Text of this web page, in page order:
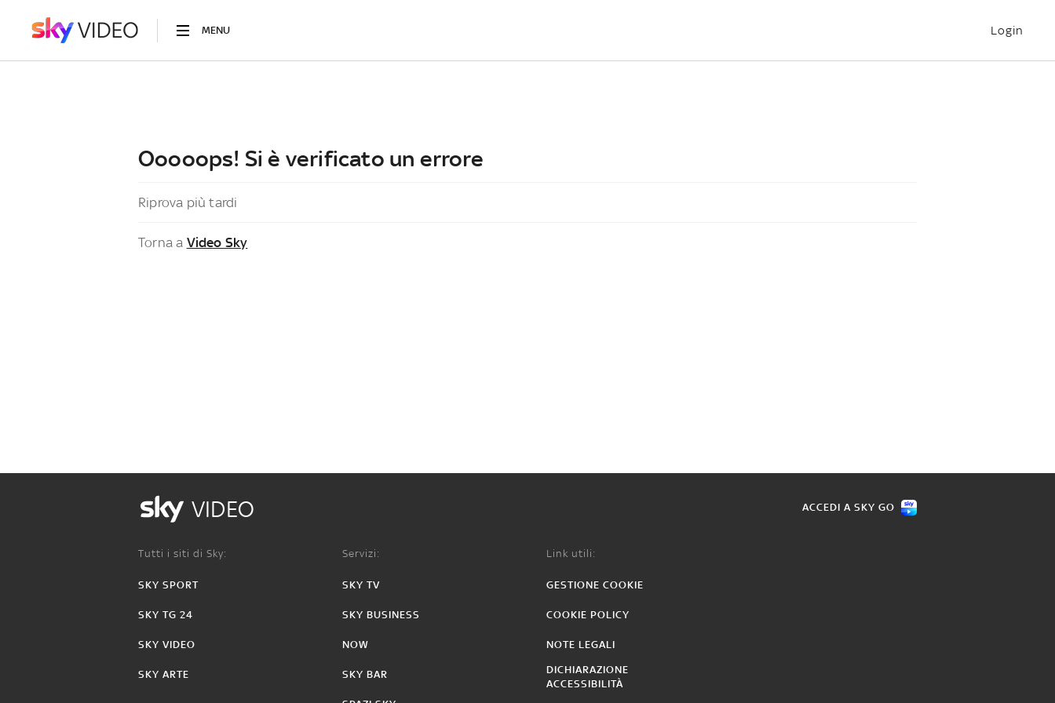
MENU Login
Ooooops! Si è verificato un errore
Riprova più tardi
Torna a Video Sky
VIDEO ACCEDI A SKY GO
Tutti i siti di Sky:
SKY SPORT
SKY TG 24
SKY VIDEO
SKY ARTE
Servizi:
SKY TV
SKY BUSINESS
NOW
SKY BAR
Link utili:
GESTIONE COOKIE
COOKIE POLICY
NOTE LEGALI
DICHIARAZIONE
ACCESSIBILITÀ